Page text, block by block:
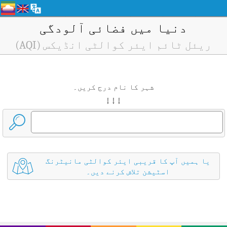
دنیا میں فضائی آلودگی
ریئل ٹائم ایئر کوالٹی انڈیکس (AQI)
شہر کا نام درج کریں۔
↓ ↓ ↓
یا ہمیں آپ کا قریبی ایئر کوالٹی مانیٹرنگ
اسٹیشن تلاش کرنے دیں۔